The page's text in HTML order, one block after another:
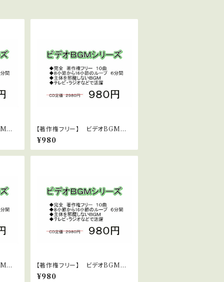
シリ
【著作権フリー】 ビデオBGMシリ
ーズ No.29 幸せ感あふれるス
トリングス②
¥980
シリ
【著作権フリー】 ビデオBGMシリ
ーズ No.24 ダンス4
¥980